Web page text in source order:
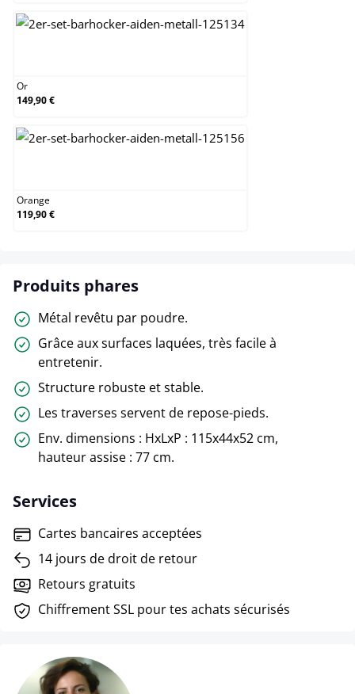
Or
149,90 €
Orange
119,90 €
Produits phares
Métal revêtu par poudre.
Grâce aux surfaces laquées, très facile à
entretenir.
Structure robuste et stable.
Les traverses servent de repose-pieds.
Env. dimensions : HxLxP : 115x44x52 cm,
hauteur assise : 77 cm.
Services
Cartes bancaires acceptées
14 jours de droit de retour
Retours gratuits
Chiffrement SSL pour tes achats sécurisés